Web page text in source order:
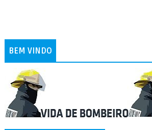
BEM VINDO